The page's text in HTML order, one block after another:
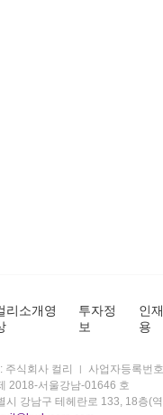
리소개영
투자정
보
인
용
주식회사 컬리 사업자등록번
2018-서울강남-01646 호
시 강남구 테헤란로 133, 18층(